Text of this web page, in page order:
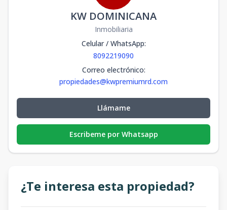
KW DOMINICANA
Inmobiliaria
Celular / WhatsApp:
8092219090
Correo electrónico:
propiedades@kwpremiumrd.com
Llámame
Escribeme por Whatsapp
¿Te interesa esta propiedad?